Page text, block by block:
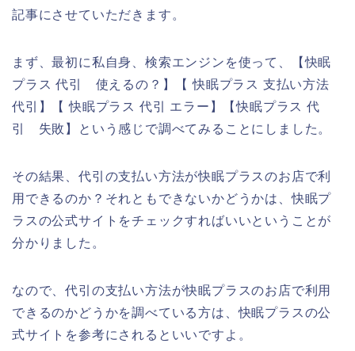
記事にさせていただきます。
まず、最初に私自身、検索エンジンを使って、【快眠
プラス 代引 使えるの？】【 快眠プラス 支払い方法
代引】【 快眠プラス 代引 エラー】【快眠プラス 代
引 失敗】という感じで調べてみることにしました。
その結果、代引の支払い方法が快眠プラスのお店で利
用できるのか？それともできないかどうかは、快眠プ
ラスの公式サイトをチェックすればいいということが
分かりました。
なので、代引の支払い方法が快眠プラスのお店で利用
できるのかどうかを調べている方は、快眠プラスの公
式サイトを参考にされるといいですよ。